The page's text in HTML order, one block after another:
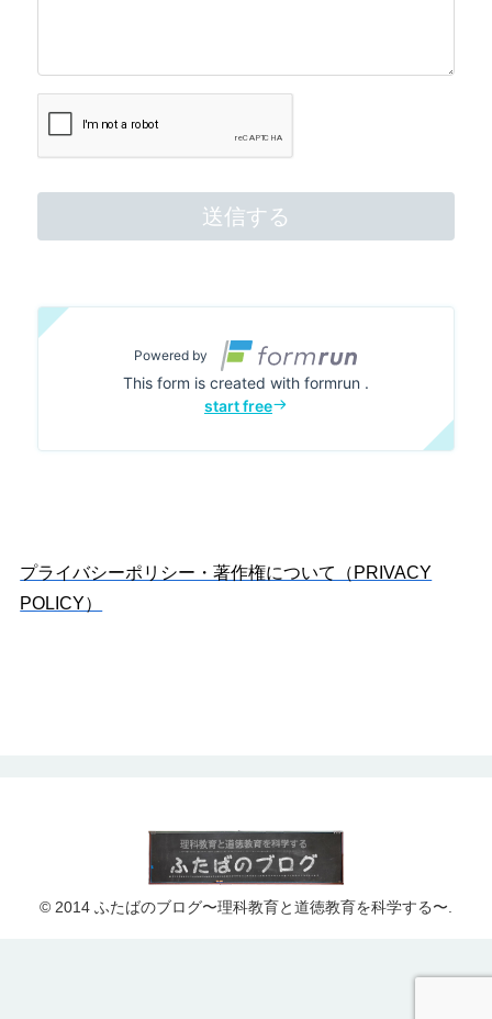
プライバシーポリシー・著作権について（PRIVACY
POLICY）
© 2014 ふたばのブログ〜理科教育と道徳教育を科学する〜.